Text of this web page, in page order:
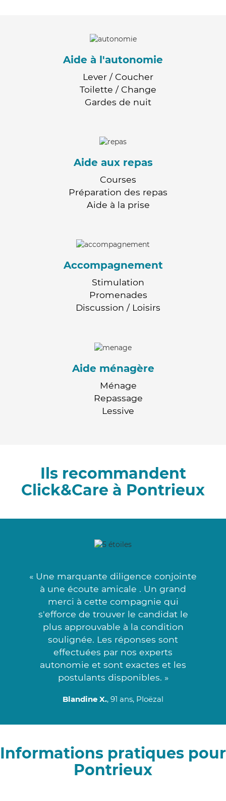
Aide à l'autonomie
Lever / Coucher
Toilette / Change
Gardes de nuit
Aide aux repas
Courses
Préparation des repas
Aide à la prise
Accompagnement
Stimulation
Promenades
Discussion / Loisirs
Aide ménagère
Ménage
Repassage
Lessive
Ils recommandent
Click&Care à Pontrieux
« Une marquante diligence conjointe
à une écoute amicale . Un grand
merci à cette compagnie qui
s'efforce de trouver le candidat le
plus approuvable à la condition
soulignée. Les réponses sont
effectuées par nos experts
autonomie et sont exactes et les
postulants disponibles. »
Blandine X., 91 ans, Ploëzal
Informations pratiques pour
Pontrieux